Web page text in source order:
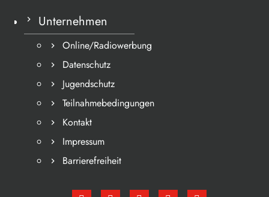
Unternehmen
Online/Radiowerbung
Datenschutz
Jugendschutz
Teilnahmebedingungen
Kontakt
Impressum
Barrierefreiheit